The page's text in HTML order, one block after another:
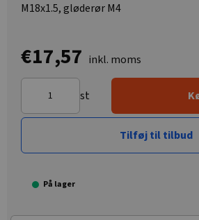
M18x1.5, gløderør M4
€17,57 inkl. moms
st
Tilføj til tilbud
På lager